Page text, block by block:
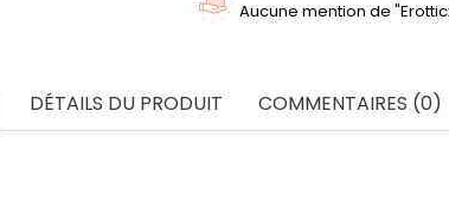
Aucune mention de
DÉTAILS DU PRODUIT COMMENTAIRES (0)